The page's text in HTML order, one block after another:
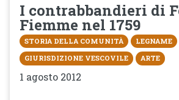
I contrabbandieri di
Fiemme nel 1759
STORIA DELLA COMUNITÀ LEGNAME
GIURISDIZIONE VESCOVILE
ARTE
1 agosto 2012